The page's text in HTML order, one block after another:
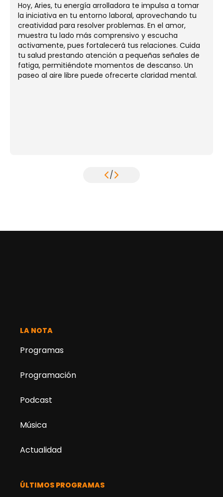
Hoy, Aries, tu energía arrolladora te impulsa a tomar
la iniciativa en tu entorno laboral, aprovechando tu
creatividad para resolver problemas. En el amor,
muestra tu lado más comprensivo y escucha
activamente, pues fortalecerá tus relaciones. Cuida
tu salud prestando atención a pequeñas señales de
fatiga, permitiéndote momentos de descanso. Un
paseo al aire libre puede ofrecerte claridad mental.
/
LA NOTA
Programas
Programación
Podcast
Música
Actualidad
ÚLTIMOS PROGRAMAS